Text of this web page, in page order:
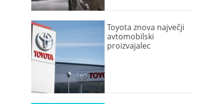
Toyota znova največji
avtomobilski
proizvajalec